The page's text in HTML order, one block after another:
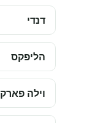
דנדי
הליפקס
וילה פארק